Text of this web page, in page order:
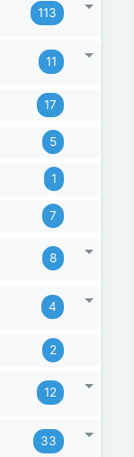
113
11
17
5
1
7
8
4
2
12
33